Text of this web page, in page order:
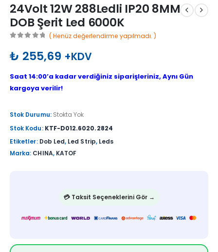
24Volt 12W 288Ledli IP20 8MM
DOB Şerit Led 6000K
( Henüz değerlendirme yapılmadı. )
₺ 255,69 +KDV
Saat 14:00’a kadar verdiğiniz siparişleriniz, Aynı Gün
kargoya verilir!
Stok Durumu: Stokta Yok
Stok Kodu: KTF-D012.6020.2824
Etiketler: Dob Led, Led Strip, Leds
Marka: CHINA, KATOF
💳 Taksit Seçeneklerini Gör →